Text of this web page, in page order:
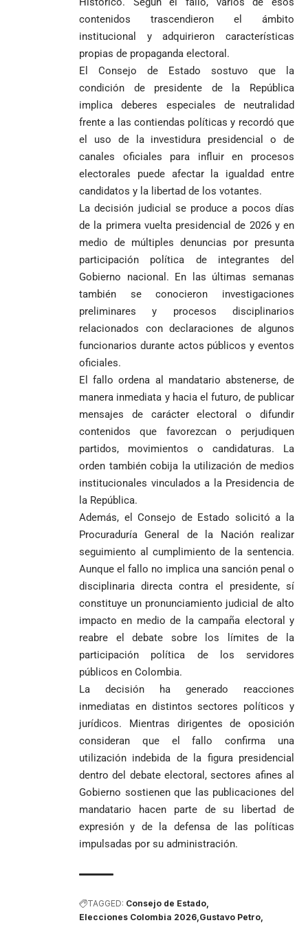
contenidos trascendieron el ámbito
institucional y adquirieron características
propias de propaganda electoral.
El Consejo de Estado sostuvo que la
condición de presidente de la República
implica deberes especiales de neutralidad
frente a las contiendas políticas y recordó que
el uso de la investidura presidencial o de
canales oficiales para influir en procesos
electorales puede afectar la igualdad entre
candidatos y la libertad de los votantes.
La decisión judicial se produce a pocos días
de la primera vuelta presidencial de 2026 y en
medio de múltiples denuncias por presunta
participación política de integrantes del
Gobierno nacional. En las últimas semanas
también se conocieron investigaciones
preliminares y procesos disciplinarios
relacionados con declaraciones de algunos
funcionarios durante actos públicos y eventos
oficiales.
El fallo ordena al mandatario abstenerse, de
manera inmediata y hacia el futuro, de publicar
mensajes de carácter electoral o difundir
contenidos que favorezcan o perjudiquen
partidos, movimientos o candidaturas. La
orden también cobija la utilización de medios
institucionales vinculados a la Presidencia de
la República.
Además, el Consejo de Estado solicitó a la
Procuraduría General de la Nación realizar
seguimiento al cumplimiento de la sentencia.
Aunque el fallo no implica una sanción penal o
disciplinaria directa contra el presidente, sí
constituye un pronunciamiento judicial de alto
impacto en medio de la campaña electoral y
reabre el debate sobre los límites de la
participación política de los servidores
públicos en Colombia.
La decisión ha generado reacciones
inmediatas en distintos sectores políticos y
jurídicos. Mientras dirigentes de oposición
consideran que el fallo confirma una
utilización indebida de la figura presidencial
dentro del debate electoral, sectores afines al
Gobierno sostienen que las publicaciones del
mandatario hacen parte de su libertad de
expresión y de la defensa de las políticas
impulsadas por su administración.
TAGGED: Consejo de Estado
Elecciones Colombia 2026 Gustavo Petro
Tribunal de
Antioquia
niega pérdida
de investidura
a concejales
de Medellín
Andrés
«Gury»
Rodríguez y
Damián Pérez
Federico
Gutiérrez
envía
al FBI, DEA y
Congreso
contra la ‘paz
total’ por
presuntos
beneficios a
criminales
Sonsón-Rionegro
rechaza fotos
tomadas en
templo de Guarne y
ordena acto de
desagravio
Falleció el padre
Humberto de
Álzate, reconocido
sacerdote de la
Diócesis de
Girardota, Párroco
de Yolombo
pide esperar
los
escrutinios
oficiales
Abelardo de la
Espriella es
elegido
presidente de
Colombia tras
una histórica y
reñida
segunda
vuelta
Uribe
arremete
contra Petro y
lo
responsabiliza
por la crisis de
la salud en
Colombia
invicto de 19
partidos
Japón rescata
un empate
agónico ante
Países Bajos
en un vibrante
duelo
mundialista
Alemania no
tuvo piedad:
goleó 7-1 a un
valiente
debut
camino que no
abandonarse
COMO HERENCIA
jornada académica
en Medellín
Cardenal Rueda
pide desarmar el
corazón para
construir juntos
una Colombia
reconciliada
Diócesis de
Sonsón-Rionegro
rechaza fotos
tomadas en
templo de Guarne y
ordena acto de